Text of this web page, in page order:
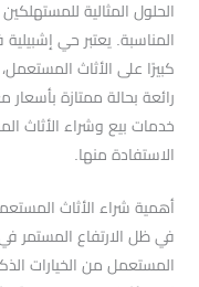
الحلول المثالية
المناسبة. يعتبر حي
كبيرًا على الأثاث
رائعة بحالة ممتازة
خدمات بيع وشراء الأثاث
الاستفادة منها.
أهمية شراء الأثاث
في ظل الارتفاع المستمر في
المستعمل من الخيارات